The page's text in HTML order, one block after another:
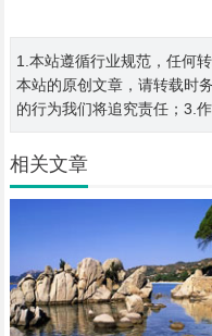
1.本站遵循行业规范，任何
本站的原创文章，请转载时
的行为我们将追究责任；3.
相关文章